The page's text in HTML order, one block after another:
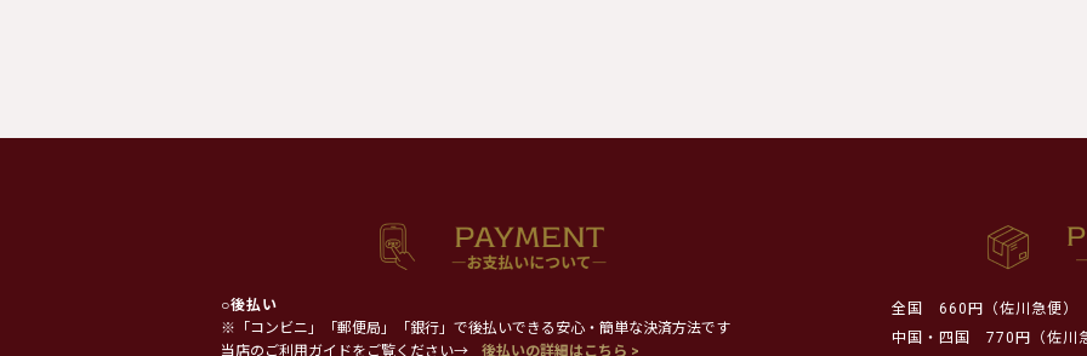
○後払い
※「コンビニ」「郵便局」「銀行」で後払いできる安心・簡単な決済方法です
当店のご利用ガイドをご覧ください→
後払いの詳細はこちら >
全国
660円（佐川急便）
中国・四国
770円（佐川